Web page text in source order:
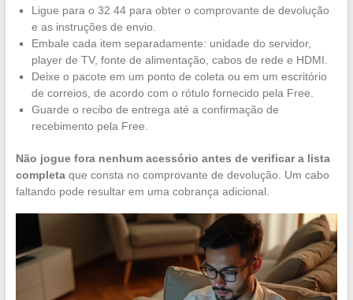
Ligue para o 32 44 para obter o comprovante de devolução
e as instruções de envio.
Embale cada item separadamente: unidade do servidor,
player de TV, fonte de alimentação, cabos de rede e HDMI.
Deixe o pacote em um ponto de coleta ou em um escritório
de correios, de acordo com o rótulo fornecido pela Free.
Guarde o recibo de entrega até a confirmação de
recebimento pela Free.
Não jogue fora nenhum acessório antes de verificar a lista
completaque consta no comprovante de devolução. Um cabo
faltando pode resultar em uma cobrança adicional.